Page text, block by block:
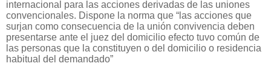
internacional para las acciones derivadas de las uniones
convencionales. Dispone la norma que “las acciones que
surjan como consecuencia de la unión convivencia deben
presentarse ante el juez del domicilio efecto tuvo común de
las personas que la constituyen o del domicilio o residencia
habitual del demandado”